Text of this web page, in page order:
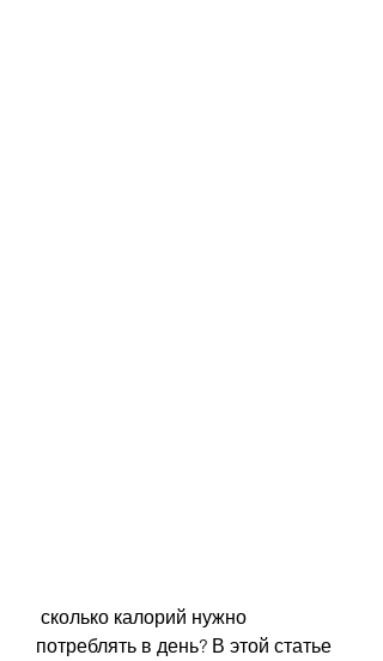
потреблять в день? В этой статье